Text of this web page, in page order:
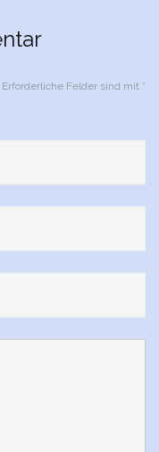
Erforderliche Felder sind mit *